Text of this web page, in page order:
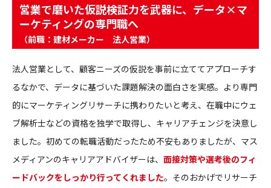
営業で磨いた仮説検証力を武器に、データ×マ
ーケティングの専門職へ
（前職：建材メーカー 法人営業）
法人営業として、顧客ニーズの仮説を事前に立ててアプローチす
るなかで、データに基づいた課題解決の面白さを実感。より専門
的にマーケティングリサーチに携わりたいと考え、在職中にウェ
ブ解析士などの資格を独学で取得し、キャリアチェンジを決意し
ました。初めての転職活動だったため不安もありましたが、マス
メディアンのキャリアアドバイザーは、 面接対策や選考後のフィ
ードバックをしっかり行ってくれました。そのおかげでリサーチ